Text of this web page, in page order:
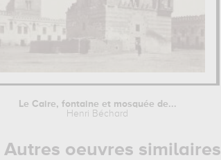
Le Caire, fontaine et mosquée de...
Henri Béchard
Autres oeuvres similaires